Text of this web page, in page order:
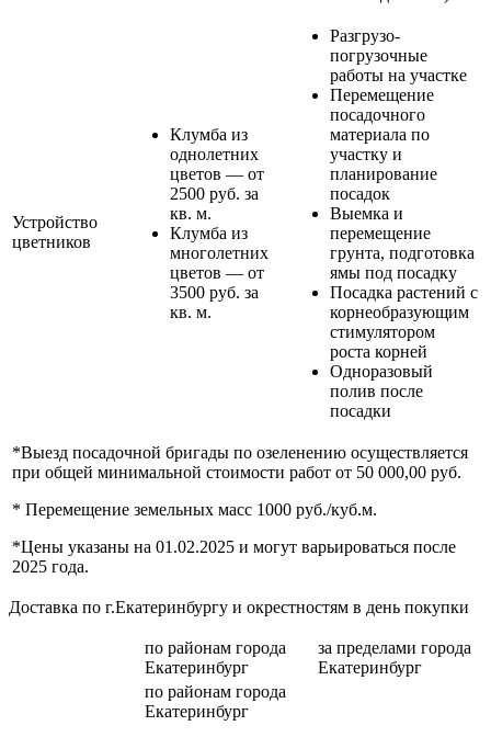
Устройство
цветников
Клумба из
однолетних
цветов — от
2500 руб. за
кв. м.
Клумба из
многолетних
цветов — от
3500 руб. за
кв. м.
Разгрузо-
погрузочные
работы на участке
Перемещение
посадочного
материала по
участку и
планирование
посадок
Выемка и
перемещение
грунта, подготовка
ямы под посадку
Посадка растений с
корнеобразующим
стимулятором
роста корней
Одноразовый
полив после
посадки
*Выезд посадочной бригады по озеленению осуществляется
при общей минимальной стоимости работ от 50 000,00 руб.
* Перемещение земельных масс 1000 руб./куб.м.
*Цены указаны на 01.02.2025 и могут варьироваться после
2025 года.
Доставка по г.Екатеринбургу и окрестностям в день покупки
по районам города
Екатеринбург
за пределами города
Екатеринбург
по районам города
Екатеринбург